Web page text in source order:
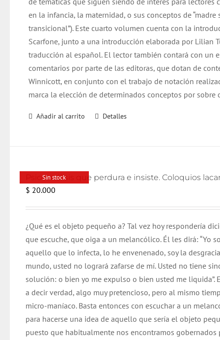
en la infancia, la maternidad, o sus conceptos de “madre
transicional”). Este cuarto volumen cuenta con la
Scarfone, junto a una introducción elaborada por Lilian
traducción al español. El lector también contará con un
comentarios por parte de las editoras, que dotan de
Winnicott, en conjunto con el trabajo de notación
marca la elección de determinados conceptos por sobre
Añadir al carrito Detalles
Sin stock
$ 20.000
¿Qué es el objeto pequeño a? Tal vez hoy respondería
que escuche, que oiga a un melancólico. Él les dirá: “Yo
aquello que lo infecta, lo he envenenado, soy la
mundo, usted no logrará zafarse de mí. Usted no tiene
solución: o bien yo me expulso o bien usted me liquida”.
a decir verdad, algo muy pretencioso, pero al mismo
micro-maníaco. Basta entonces con escuchar a un
para hacerse una idea de aquello que sería el objeto
puesto que habitualmente nos encontramos gobernados